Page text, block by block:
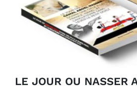
LE JOUR OU NASSER